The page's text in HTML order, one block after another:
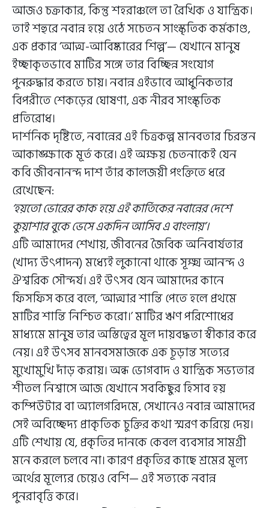
আজও চক্রাকার, কিন্তু শহরাঞ্চলে তা রৈখিক ও যান্ত্রিক।
তাই শহুরে নবান্ন হয়ে ওঠে সচেতন সাংস্কৃতিক কর্মকাণ্ড,
এক প্রকার ‘আত্ম-আবিষ্কারের শিল্প’— যেখানে মানুষ
ইচ্ছাকৃতভাবে মাটির সঙ্গে তার বিচ্ছিন্ন সংযোগ
পুনরুদ্ধার করতে চায়। নবান্ন এইভাবে আধুনিকতার
বিপরীতে শেকড়ের ঘোষণা, এক নীরব সাংস্কৃতিক
প্রতিরোধ।
দার্শনিক দৃষ্টিতে, নবান্নের এই চিত্রকল্প মানবতার চিরন্তন
আকাঙ্ক্ষাকে মূর্ত করে। এই অক্ষয় চেতনাকেই যেন
কবি জীবনানন্দ দাশ তাঁর কালজয়ী পংক্তিতে ধরে
রেখেছেন:
‘হয়তো ভোরের কাক হয়ে এই কার্তিকের নবান্নের দেশে
কুয়াশার বুকে ভেসে একদিন আসিব এ বাংলায়’।
এটি আমাদের শেখায়, জীবনের জৈবিক অনিবার্যতার
(খাদ্য উৎপাদন) মধ্যেই লুকানো থাকে সূক্ষ্ম আনন্দ ও
ঐশ্বরিক সৌন্দর্য। এই উৎসব যেন আমাদের কানে
ফিসফিস করে বলে, ‘আত্মার শান্তি পেতে হলে প্রথমে
মাটির শান্তি নিশ্চিত করো।’ মাটির ঋণ পরিশোধের
মাধ্যমে মানুষ তার অস্তিত্বের মূল দায়বদ্ধতা স্বীকার করে
নেয়। এই উৎসব মানবসমাজকে এক চূড়ান্ত সত্যের
মুখোমুখি দাঁড় করায়। অন্ধ ভোগবাদ ও যান্ত্রিক সভ্যতার
শীতল নিশ্বাসে আজ যেখানে সবকিছুর হিসাব হয়
কম্পিউটার বা অ্যালগরিদমে, সেখানেও নবান্ন আমাদের
সেই অবিচ্ছেদ্য প্রাকৃতিক চুক্তির কথা স্মরণ করিয়ে দেয়।
এটি শেখায় যে, প্রকৃতির দানকে কেবল ব্যবসার সামগ্রী
মনে করলে চলবে না। কারণ প্রকৃতির কাছে শ্রমের মূল্য
অর্থের মূল্যের চেয়েও বেশি— এই সত্যকে নবান্ন
পুনরাবৃত্তি করে।